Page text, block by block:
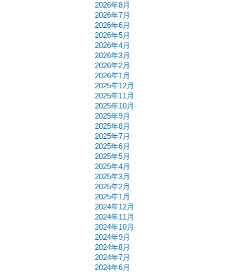
2026年8月
2026年7月
2026年6月
2026年5月
2026年4月
2026年3月
2026年2月
2026年1月
2025年12月
2025年11月
2025年10月
2025年9月
2025年8月
2025年7月
2025年6月
2025年5月
2025年4月
2025年3月
2025年2月
2025年1月
2024年12月
2024年11月
2024年10月
2024年9月
2024年8月
2024年7月
2024年6月